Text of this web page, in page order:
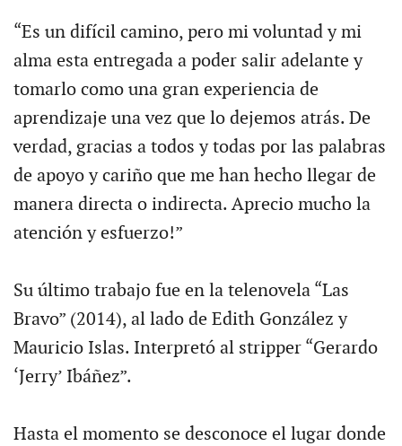
“Es un difícil camino, pero mi voluntad y mi
alma esta entregada a poder salir adelante y
tomarlo como una gran experiencia de
aprendizaje una vez que lo dejemos atrás. De
verdad, gracias a todos y todas por las palabras
de apoyo y cariño que me han hecho llegar de
manera directa o indirecta. Aprecio mucho la
atención y esfuerzo!”
Su último trabajo fue en la telenovela “Las
Bravo” (2014), al lado de Edith González y
Mauricio Islas. Interpretó al stripper “Gerardo
‘Jerry’ Ibáñez”.
Hasta el momento se desconoce el lugar donde